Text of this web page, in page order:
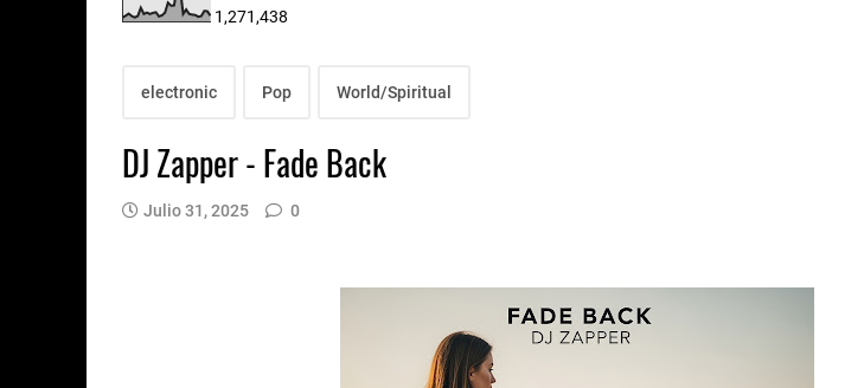
1,271,438
electronic Pop World/Spiritual
DJ Zapper - Fade Back
Julio 31, 2025 0